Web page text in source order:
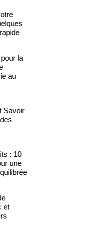
la
au
Savoir
: 10
une
et